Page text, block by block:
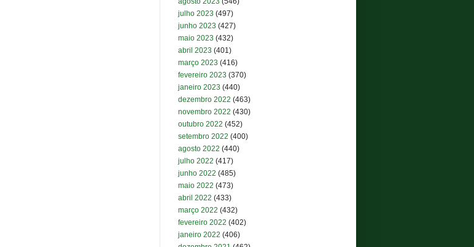
julho 2023 (497)
junho 2023 (427)
maio 2023 (432)
abril 2023 (401)
março 2023 (416)
fevereiro 2023 (370)
janeiro 2023 (440)
dezembro 2022 (463)
novembro 2022 (430)
outubro 2022 (452)
setembro 2022 (400)
agosto 2022 (440)
julho 2022 (417)
junho 2022 (485)
maio 2022 (473)
abril 2022 (433)
março 2022 (432)
fevereiro 2022 (402)
janeiro 2022 (406)